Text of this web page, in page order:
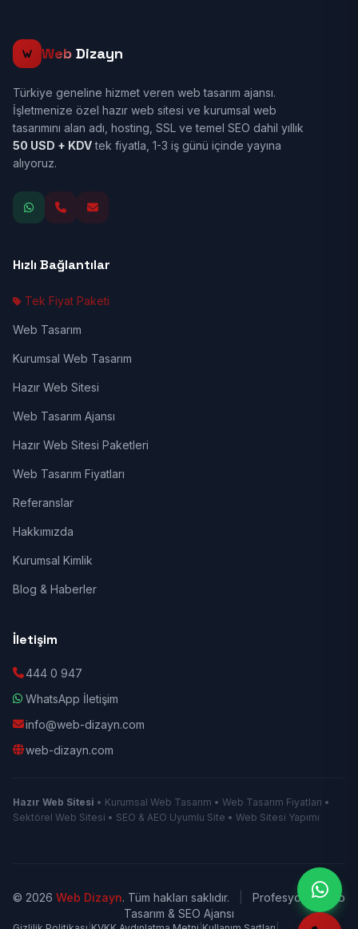
Web Dizayn
Türkiye geneline hizmet veren web tasarım ajansı.
İşletmenize özel hazır web sitesi ve kurumsal web
tasarımını alan adı, hosting, SSL ve temel SEO dahil yıllık
50 USD + KDVtek fiyatla, 1-3 iş günü içinde yayına
alıyoruz.
Hızlı Bağlantılar
Tek Fiyat Paketi
Web Tasarım
Kurumsal Web Tasarım
Hazır Web Sitesi
Web Tasarım Ajansı
Hazır Web Sitesi Paketleri
Web Tasarım Fiyatları
Referanslar
Hakkımızda
Kurumsal Kimlik
Blog & Haberler
İletişim
444 0 947
WhatsApp İletişim
info@web-dizayn.com
web-dizayn.com
Hazır Web Sitesi • Kurumsal Web Tasarım • Web Tasarım Fiyatları •
Sektörel Web Sitesi • SEO & AEO Uyumlu Site • Web Sitesi Yapımı
© 2026 Web Dizayn. Tüm hakları saklıdır.
Profesyonel Web
Tasarım & SEO Ajansı